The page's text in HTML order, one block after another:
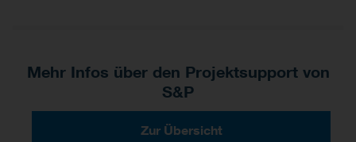
Mehr Infos über den Projektsupport von
S&P
Zur Übersicht